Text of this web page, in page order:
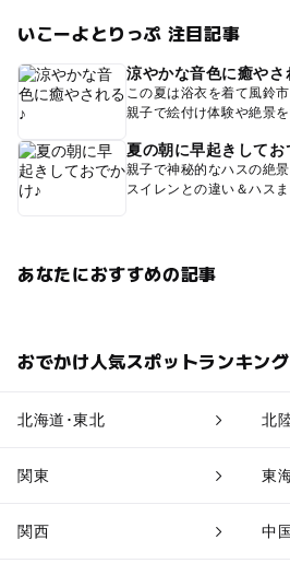
いこーよとりっぷ 注目記事
涼やかな音色に癒やさ
この夏は浴衣を着て風鈴
親子で絵付け体験や絶景
夏の朝に早起きしてお
親子で神秘的なハスの絶景
スイレンとの違い＆ハス
あなたにおすすめの記事
おでかけ人気スポットランキング
北海道･東北 北
関東 東
関西 中